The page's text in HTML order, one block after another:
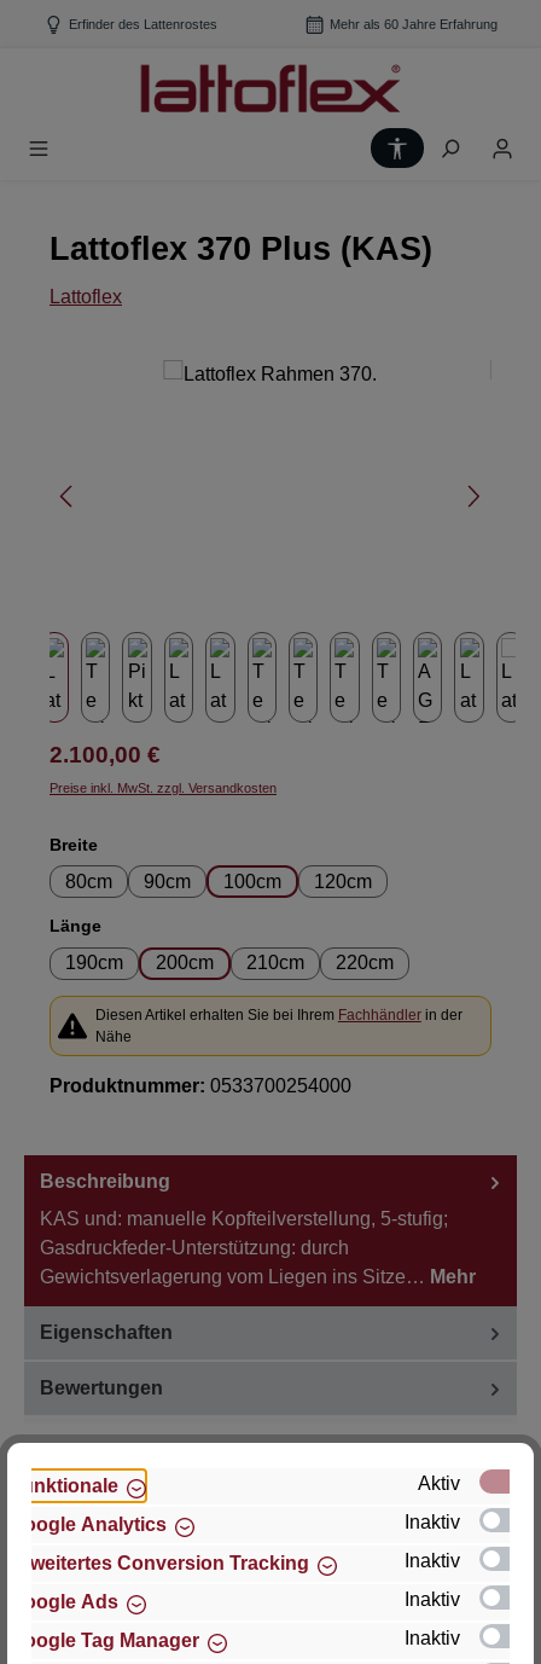
Zum Hauptinhalt springen
Erfinder des Lattenrostes Mehr als 60 Jahre Erfahrung
Lattoflex 370 Plus (KAS)
Lattoflex
Bildergalerie überspringen
Regulärer Preis:
2.100,00 €
Preise inkl. MwSt. zzgl. Versandkosten
Breiteauswählen
80cm 90cm 100cm 120cm
Längeauswählen
190cm 200cm 210cm 220cm
Diesen Artikel erhalten Sie bei Ihrem Fachhändlerin der
Nähe
Produktnummer: 0533700254000
Beschreibung
KAS und: manuelle Kopfteilverstellung, 5-stufig;
Gasdruckfeder-Unterstützung: durch
Gewichtsverlagerung vom Liegen ins Sitze… Mehr
Eigenschaften
Bewertungen
Hersteller
Für Fragen zu Produkt, Produktsicherheit oder
technische Unterstützung wenden Sie sich bitte an:
Funktionale
Aktiv
Google Analytics
Inaktiv
Erweitertes Conversion Tracking
Inaktiv
Google Ads
Inaktiv
Google Tag Manager
Inaktiv